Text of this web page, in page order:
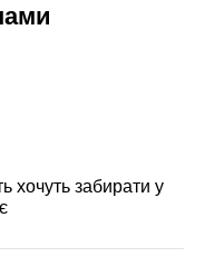
хочуть забирати у